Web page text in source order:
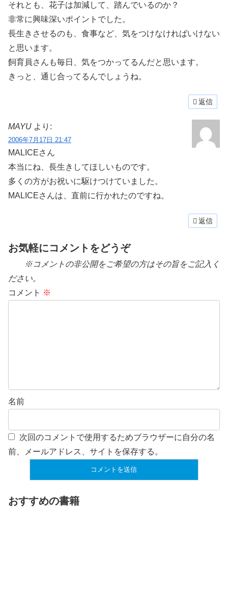
それとも、花子は加減して、踏んでいるのか？
非常に興味深いポイントでした。
長生きさせるのも、食事など、気をつけなければいけない
と思います。
飼育員さんも毎日、気をつかってるんだと思います。
きっと、通じ合ってるんでしょうね。
返信
MAYU より:
2006年7月17日 21:47
MALICEさん
本当にね、長生きしてほしいものです。
多くの方がお祝いに駆けつけていました。
MALICEさんは、直前に行かれたのですね。
返信
お気軽にコメントをどうぞ
※コメントの非公開をご希望の方はその旨をご記入く
ださい。
コメント ※
名前
次回のコメントで使用するためブラウザーに自分の名
前、メールアドレス、サイトを保存する。
おすすめの書籍